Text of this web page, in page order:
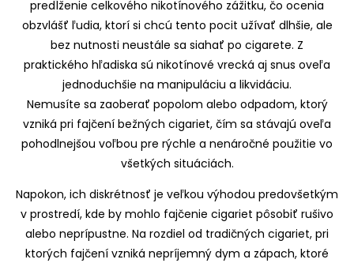
predĺženie celkového nikotínového zážitku, čo ocenia
obzvlášť ľudia, ktorí si chcú tento pocit užívať dlhšie, ale
bez nutnosti neustále sa siahať po cigarete. Z
praktického hľadiska sú nikotínové vrecká aj snus oveľa
jednoduchšie na manipuláciu a likvidáciu.
Nemusíte sa zaoberať popolom alebo odpadom, ktorý
vzniká pri fajčení bežných cigariet, čím sa stávajú oveľa
pohodlnejšou voľbou pre rýchle a nenáročné použitie vo
všetkých situáciách.
Napokon, ich diskrétnosť je veľkou výhodou predovšetkým
v prostredí, kde by mohlo fajčenie cigariet pôsobiť rušivo
alebo neprípustne. Na rozdiel od tradičných cigariet, pri
ktorých fajčení vzniká nepríjemný dym a zápach, ktoré